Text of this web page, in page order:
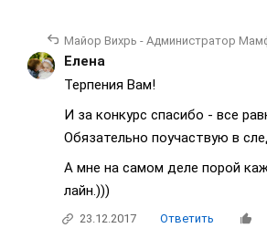
Майор Вихрь - Администратор
Елена
Терпения Вам!
И за конкурс спасибо - все
Обязательно поучаствую в
А мне на самом деле порой
лайн.)))
23.12.2017 Ответить